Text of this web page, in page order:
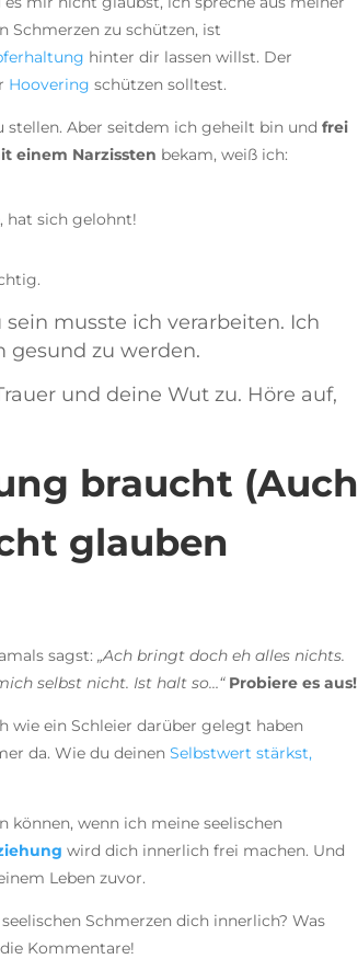
Schmerzen zu schützen, ist
hinter dir lassen willst. Der
Hoovering schützen solltest.
stellen. Aber seitdem ich geheilt bin und frei
einem Narzissten bekam, weiß ich:
hat sich gelohnt!
sein musste ich verarbeiten. Ich
gesund zu werden.
und deine Wut zu. Höre auf,
braucht (Auch
glauben
sagst: „Ach bringt doch eh alles nichts.
selbst nicht. Ist halt so…“ Probiere es aus!
wie ein Schleier darüber gelegt haben
da. Wie du deinen Selbstwert stärkst,
können, wenn ich meine seelischen
wird dich innerlich frei machen. Und
Leben zuvor.
Schmerzen dich innerlich? Was
Kommentare!